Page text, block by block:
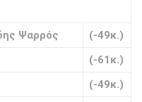
Ψαρρός
(-49κ.)
(-61κ.)
(-49κ.)